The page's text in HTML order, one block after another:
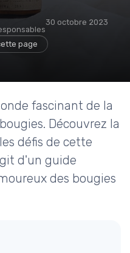
30 octobre 2023
page
fascinant de la
Découvrez la
défis de cette
d'un guide
des bougies